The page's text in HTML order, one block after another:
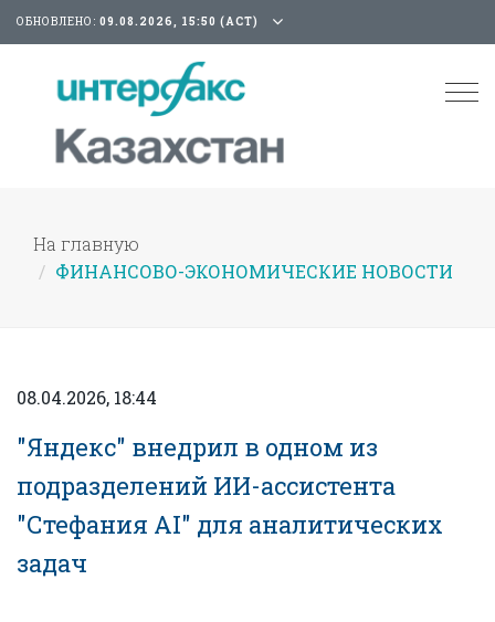
ОБНОВЛЕНО: 09.08.2026, 15:50 (АСТ)
На главную
ФИНАНСОВО-ЭКОНОМИЧЕСКИЕ НОВОСТИ
08.04.2026, 18:44
"Яндекс" внедрил в одном из
подразделений ИИ-ассистента
"Стефания AI" для аналитических
задач